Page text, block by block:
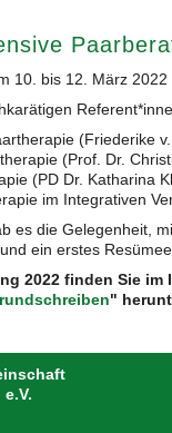
10. bis 12. März 2022
(Friederike
(Prof. Dr.
(PD Dr. Katharina
im Integrativen
es die Gelegenheit,
ein erstes
2022 finden Sie
"